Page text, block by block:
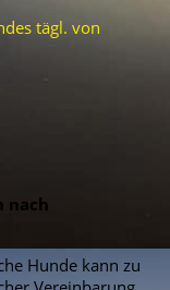
tägl. von
nach
Hunde kann zu